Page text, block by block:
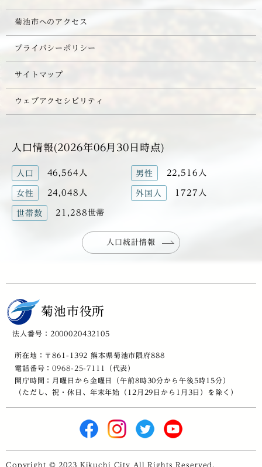
菊池市へのアクセス
プライバシーポリシー
サイトマップ
ウェブアクセシビリティ
人口情報(2026年06月30日時点)
人口 46,564人 男性 22,516人
女性 24,048人 外国人 1727人
世帯数 21,288世帯
人口統計情報
菊池市役所
法人番号：2000020432105
所在地：〒861-1392 熊本県菊池市隈府888
電話番号：0968-25-7111
（代表）
開庁時間：月曜日から金曜日（午前8時30分から午後5時15分）
（ただし、祝・休日、年末年始（12月29日から1月3日）を除く）
Copyright © 2023 Kikuchi City All Rights Reserved.